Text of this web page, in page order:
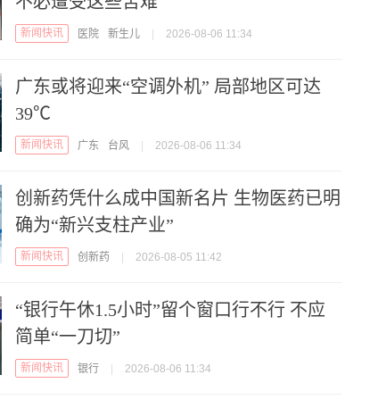
新闻快讯 医院 新生儿 | 2026-08-06 11:34
广东或将迎来“空调外机” 局部地区可达
39℃
新闻快讯 广东 台风 | 2026-08-06 11:34
创新药凭什么成中国新名片 生物医药已明
确为“新兴支柱产业”
新闻快讯 创新药 | 2026-08-05 11:42
“银行午休1.5小时”留个窗口行不行 不应
简单“一刀切”
新闻快讯 银行 | 2026-08-06 11:34